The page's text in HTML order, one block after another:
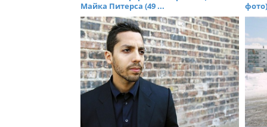
Майка Питерса (49 ...